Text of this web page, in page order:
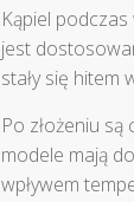
Kąpiel
jest
stały się hitem
Po złożeniu
modele mają
wpływem